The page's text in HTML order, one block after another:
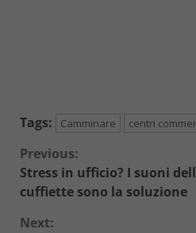
Tags: Camminare centri
Continue
Reading
Previous:
Stress in ufficio? I suoni
cuffiette sono la soluzione
Next: